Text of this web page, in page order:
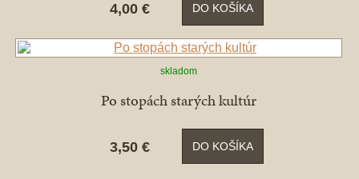
4,00 € DO KOŠÍKA
skladom
Po stopách starých kultúr
3,50 € DO KOŠÍKA